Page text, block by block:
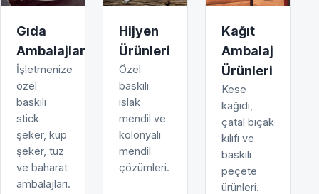
Gıda
Ambalajları
İşletmenize
özel
baskılı
stick
şeker, küp
şeker, tuz
ve baharat
ambalajları.
Hijyen
Ürünleri
Özel
baskılı
ıslak
mendil ve
kolonyalı
mendil
çözümleri.
Kağıt
Ambalaj
Ürünleri
Kese
kağıdı,
çatal bıçak
kılıfı ve
baskılı
peçete
ürünleri.